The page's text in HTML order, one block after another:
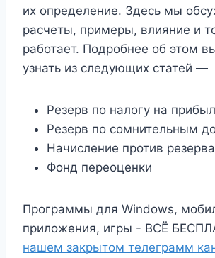
их определение. Здесь мы
расчеты, примеры, влияние и
работает. Подробнее об этом
узнать из следующих статей —
Резерв по налогу на
Резерв по сомнительным
Начисление против резерва
Фонд переоценки
Программы для Windows,
приложения, игры - ВСЁ
нашем закрытом телеграмм